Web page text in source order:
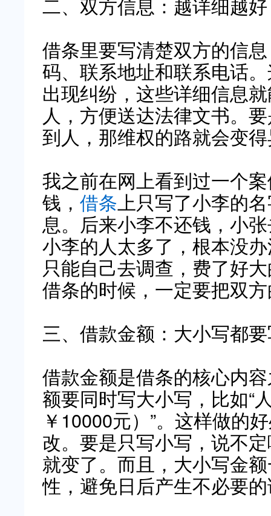
二、双方信息：越详细越好
借条里要写清楚双方的信
码、联系地址和联系电话
出现纠纷，这些详细信息
人，方便送达法律文书。
到人，那维权的路就会变
我之前在网上看到过一个
钱， 借条上只写了小李的
息。后来小李不还钱，小
小李的人太多了，根本没
只能自己去调查，费了好
借条的时候，一定要把双
三、借款金额：大小写都
借款金额是借条的核心内
额要同时写大小写，比如“
￥10000元）”。这样做的
改。要是只写小写，说不
就变了。而且，大小写金
性，避免日后产生不必要